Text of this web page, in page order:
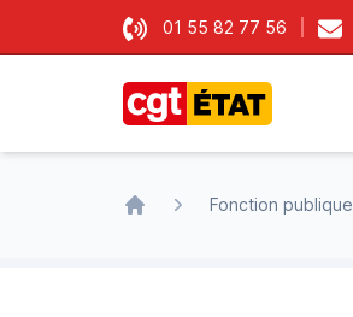
01 55 82 77 56
Fonction publique